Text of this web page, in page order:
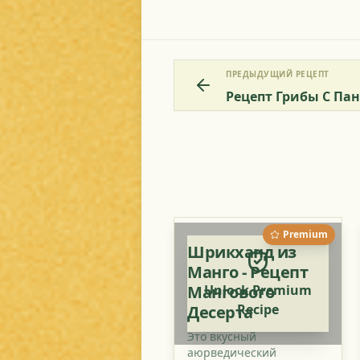
ПРЕДЫДУЩИЙ РЕЦЕПТ
Premium
Unlock Premium
Recipe
Шрикханд из
Манго - Рецепт
Мангового
Десерта
Это вкусный
аюрведический